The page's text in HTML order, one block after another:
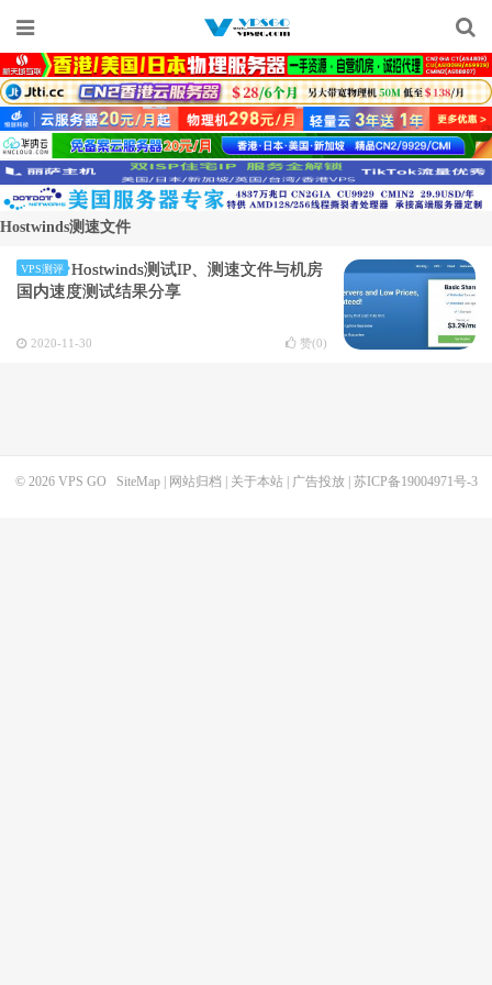
Hostwinds测速文件
VPS测评
Hostwinds测试IP、测速文件与机房
国内速度测试结果分享
2020-11-30 赞(0)
© 2026 VPS GO SiteMap| 网站归档 关于本站| 广告投放| 苏ICP备19004971号-3